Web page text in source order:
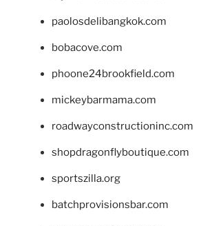
paolosdelibangkok.com
bobacove.com
phoone24brookfield.com
mickeybarmama.com
roadwayconstructioninc.com
shopdragonflyboutique.com
sportszilla.org
batchprovisionsbar.com